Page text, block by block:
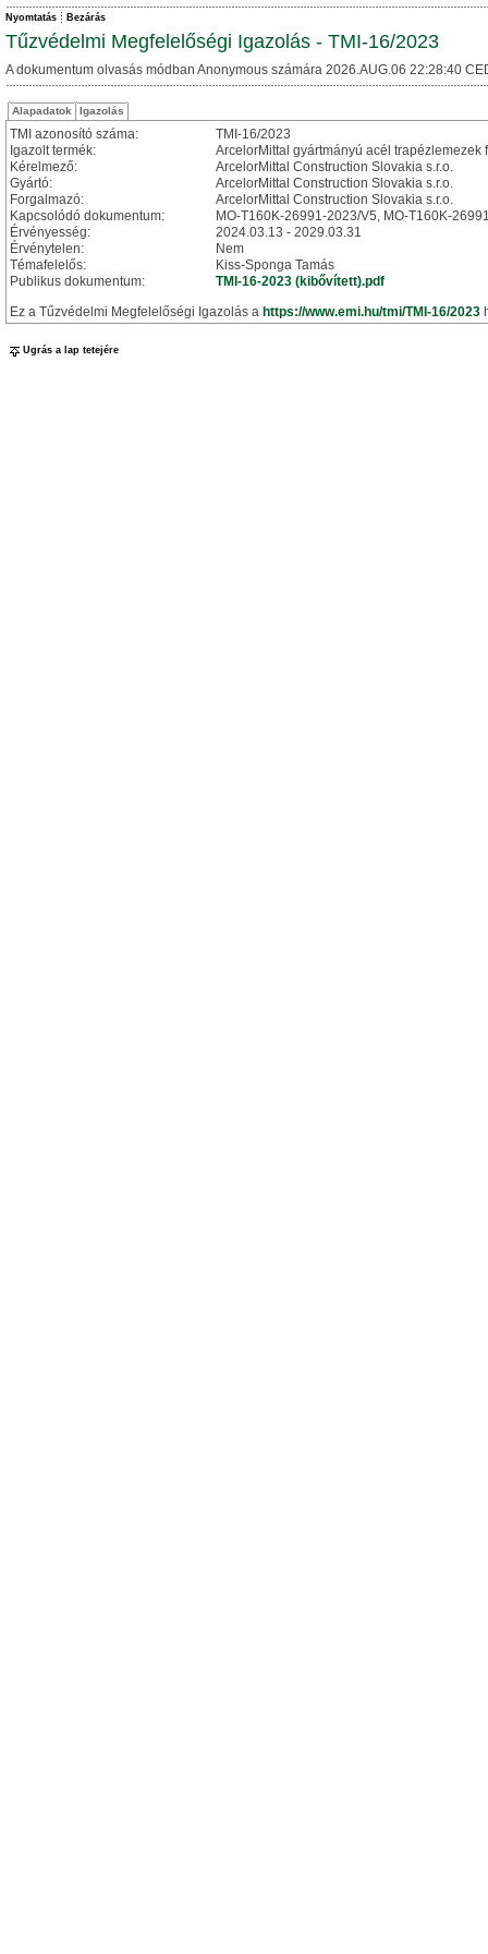
Nyomtatás Bezárás
Tűzvédelmi Megfelelőségi Igazolás - TMI-16/2023
A dokumentum olvasás módban Anonymous számára 2026.AUG.06 22:28:40
Alapadatok Igazolás
TMI azonosító száma:
TMI-16/2023
Igazolt termék:
ArcelorMittal gyártmányú acél
Kérelmező:
ArcelorMittal Construction Slovakia s.r.o.
Gyártó:
ArcelorMittal Construction Slovakia s.r.o.
Forgalmazó:
ArcelorMittal Construction Slovakia s.r.o.
Kapcsolódó dokumentum:
MO-T160K-26991-2023/V5, MO-T160K-
Érvényesség:
2024.03.13 - 2029.03.31
Érvénytelen:
Nem
Témafelelős:
Kiss-Sponga Tamás
Publikus dokumentum:
TMI-16-2023 (kibővített).pdf
Ez a Tűzvédelmi Megfelelőségi Igazolás a https://www.emi.hu/tmi/TMI-16/2023
Ugrás a lap tetejére